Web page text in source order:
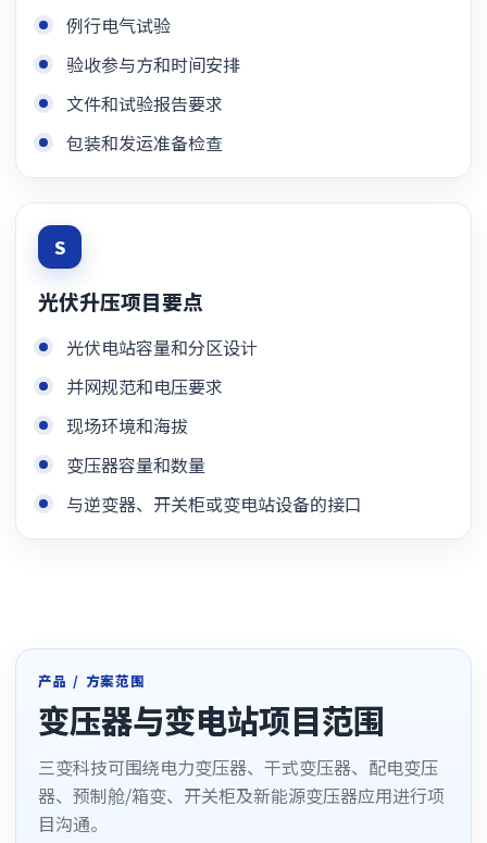
例行电气试验
验收参与方和时间安排
文件和试验报告要求
包装和发运准备检查
S
光伏升压项目要点
光伏电站容量和分区设计
并网规范和电压要求
现场环境和海拔
变压器容量和数量
与逆变器、开关柜或变电站设备的接口
产品 / 方案范围
变压器与变电站项目范围
三变科技可围绕电力变压器、干式变压器、配电变压
器、预制舱/箱变、开关柜及新能源变压器应用进行项
目沟通。